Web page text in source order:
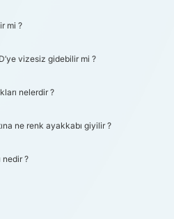
mi ?
vizesiz gidebilir mi ?
nelerdir ?
ne renk ayakkabı giyilir ?
nedir ?